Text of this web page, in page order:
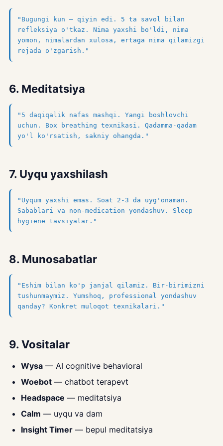
"Bugungi kun — qiyin edi. 5 ta savol bilan
refleksiya o'tkaz. Nima yaxshi bo'ldi, nima
yomon, nimalardan xulosa, ertaga nima qilamizgi
rejada o'zgarish."
6. Meditatsiya
"5 daqiqalik nafas mashqi. Yangi boshlovchi
uchun. Box breathing texnikasi. Qadamma-qadam
yo'l ko'rsatish, sakniy ohangda."
7. Uyqu yaxshilash
"Uyqum yaxshi emas. Soat 2-3 da uyg'onaman.
Sabablari va non-medication yondashuv. Sleep
hygiene tavsiyalar."
8. Munosabatlar
"Eshim bilan ko'p janjal qilamiz. Bir-birimizni
tushunmaymiz. Yumshoq, professional yondashuv
qanday? Konkret muloqot texnikalari."
9. Vositalar
Wysa — AI cognitive behavioral
Woebot — chatbot terapevt
Headspace — meditatsiya
Calm — uyqu va dam
Insight Timer — bepul meditatsiya